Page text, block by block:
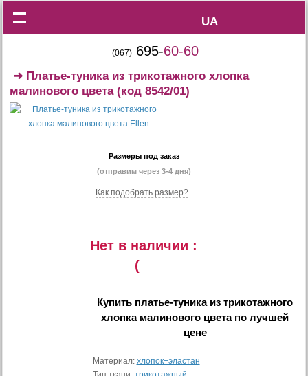
UA
UA
(067) 695-60-60
➜ Платье-туника из трикотажного хлопка
малинового цвета(код 8542/01)
Размеры под заказ
(отправим через 3-4 дня)
Как подобрать размер?
Нет в наличии :
(
Купить платье-туника из трикотажного
хлопка малинового цветапо лучшей
цене
Материал: хлопок+эластан